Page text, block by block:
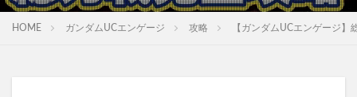
HOME ガンダムUCエンゲージ 攻略 【ガンダムUCエンゲージ